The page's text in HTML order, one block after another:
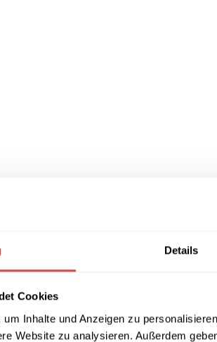
Details
Cookies
Inhalte und Anzeigen zu
Website zu analysieren. Außerdem